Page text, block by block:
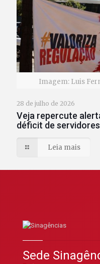
Imagem: Luis
28 de julho de 2026
Veja repercute
déficit de
Leia mais
Sede